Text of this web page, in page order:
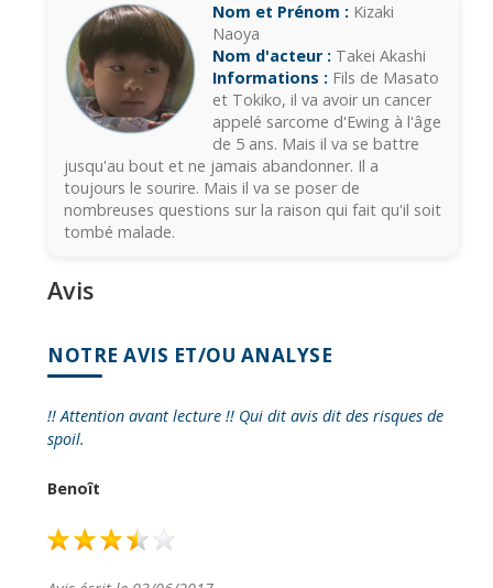
Nom et Prénom : Kizaki
Naoya
Nom d'acteur : Takei Akashi
Informations : Fils de Masato
et Tokiko, il va avoir un cancer
appelé sarcome d'Ewing à l'âge
de 5 ans. Mais il va se battre
jusqu'au bout et ne jamais abandonner. Il a
toujours le sourire. Mais il va se poser de
nombreuses questions sur la raison qui fait qu'il soit
tombé malade.
Avis
NOTRE AVIS ET/OU ANALYSE
!! Attention avant lecture !! Qui dit avis dit des risques de
spoil.
Benoît